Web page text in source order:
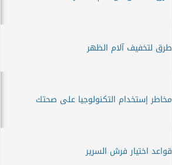
طرق لتخفيف آلام الظهر
مخاطر إستخدام التكنولوجيا على صحتك
قواعد اختيار فرش السرير